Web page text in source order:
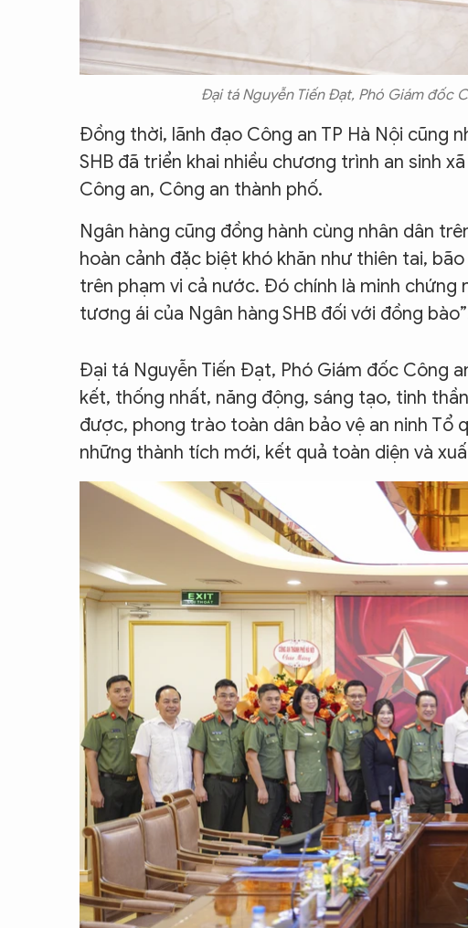
Đại tá Nguyễn Tiến Đạt, Phó Giám đốc
Đồng thời, lãnh đạo Công an TP Hà Nội cũng
SHB đã triển khai nhiều chương trình an sinh
Công an, Công an thành phố.
Ngân hàng cũng đồng hành cùng nhân dân
hoàn cảnh đặc biệt khó khăn như thiên tai,
trên phạm vi cả nước. Đó chính là minh
tương ái của Ngân hàng SHB đối với đồng
Đại tá Nguyễn Tiến Đạt, Phó Giám đốc Công
kết, thống nhất, năng động, sáng tạo, tinh
được, phong trào toàn dân bảo vệ an ninh Tổ
những thành tích mới, kết quả toàn diện và